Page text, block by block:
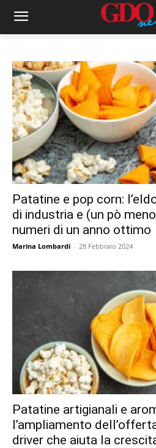
Patatine e pop corn:
di industria e (un pò
numeri di un anno ottimo
Marina Lombardi - 28 Febbraio 2024
Patatine artigianali e
l’ampliamento
driver che aiuta la